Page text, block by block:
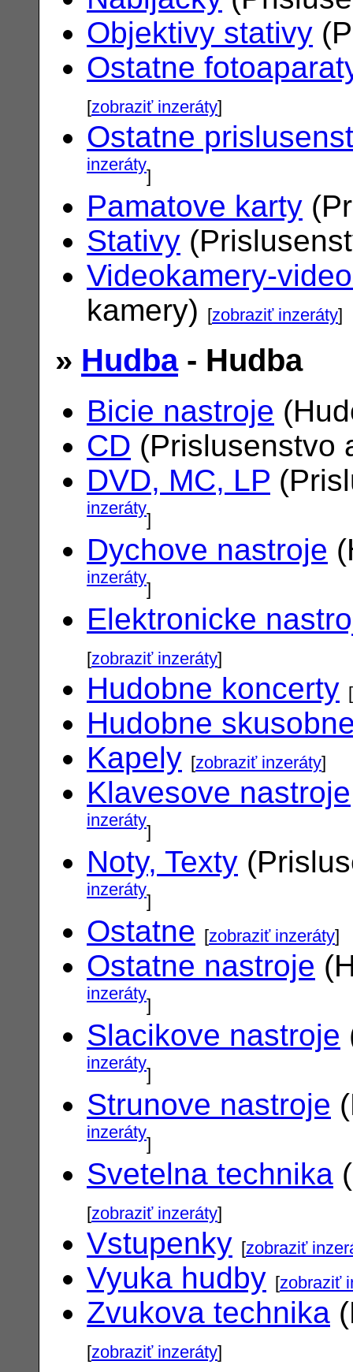
Objektivy stativy
Ostatne
[zobraziť inzeráty]
Ostatne
inzeráty]
Pamatove karty
Stativy
Videokamery-
kamery) [zobraziť inzeráty]
» Hudba- Hudba
Bicie nastroje
CD (Prislusenstvo
DVD, MC, LP
inzeráty]
Dychove nastroje
inzeráty]
Elektronicke
[zobraziť inzeráty]
Hudobne koncerty [
Hudobne
Kapely [zobraziť inzeráty]
Klavesove nastroje
inzeráty]
Noty, Texty
inzeráty]
Ostatne [zobraziť inzeráty]
Ostatne nastroje
inzeráty]
Slacikove nastroje
inzeráty]
Strunove nastroje
inzeráty]
Svetelna technika
[zobraziť inzeráty]
Vstupenky [zobraziť
Vyuka hudby [zobraziť
Zvukova technika
[zobraziť inzeráty]